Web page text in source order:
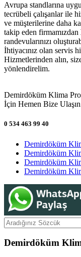
Avrupa standlarına
tecrübeli çalışanlar ile
ve müşterilerine daha
takip eden firmamızdan
randevularınızı
İhtiyacınız olan servis
Hizmetlerinden alın,
yönlendirelim.
Demirdöküm Klima
İçin Hemen Bize
0 534 463 99 40
Demirdöküm
Demirdöküm
Demirdöküm
Demirdöküm
Demirdöküm